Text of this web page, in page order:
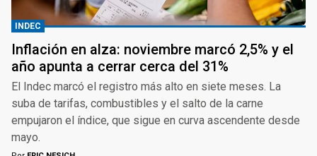
INDEC
Inflación en alza: noviembre marcó 2,5% y el
año apunta a cerrar cerca del 31%
El Indec marcó el registro más alto en siete meses. La
suba de tarifas, combustibles y el salto de la carne
empujaron el índice, que sigue en curva ascendente desde
mayo.